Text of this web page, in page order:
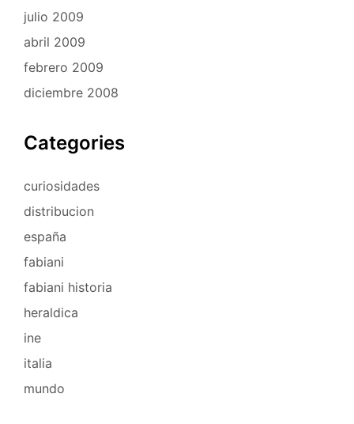
julio 2009
abril 2009
febrero 2009
diciembre 2008
Categories
curiosidades
distribucion
españa
fabiani
fabiani historia
heraldica
ine
italia
mundo